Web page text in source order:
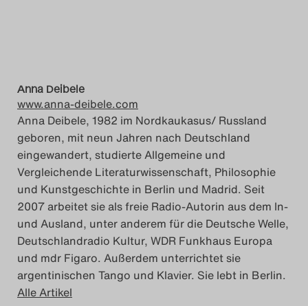
Das Theatertreffen-Blog
2018
Das Theatertreffen-Blog
2018 Alumni
Das Theatertreffen-Blog
2019
Das Theatertreffen-Blog
Anna Deibele
www.anna-deibele.com
Anna Deibele, 1982 im Nordkaukasus/ Russland
geboren, mit neun Jahren nach Deutschland
eingewandert, studierte Allgemeine und
Vergleichende Literaturwissenschaft, Philosophie
und Kunstgeschichte in Berlin und Madrid. Seit
2007 arbeitet sie als freie Radio-Autorin aus dem In-
und Ausland, unter anderem für die Deutsche Welle,
Deutschlandradio Kultur, WDR Funkhaus Europa
und mdr Figaro. Außerdem unterrichtet sie
argentinischen Tango und Klavier. Sie lebt in Berlin.
Alle Artikel